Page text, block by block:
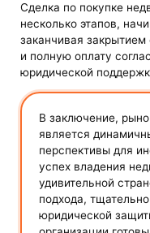
Сделка по покупке
несколько этапов,
заканчивая
и полную оплату
юридической
В заключение,
является
перспективы для
успех владения
удивительной
подхода,
юридической